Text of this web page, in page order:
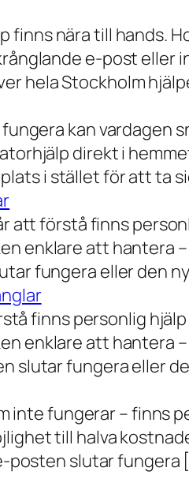
nära till hands.
e-post eller
hela Stockholm
kan vardagen
direkt i
i stället för att ta
att förstå finns
enklare att hantera
fungera eller den
finns personlig
enklare att hantera
slutar fungera eller
inte fungerar – finns
till halva
posten slutar fungera